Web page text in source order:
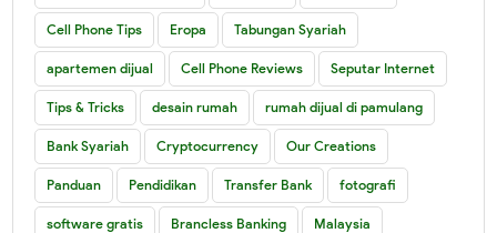
Cell Phone Tips Eropa Tabungan Syariah
apartemen dijual Cell Phone Reviews Seputar Internet
Tips & Tricks desain rumah rumah dijual di pamulang
Bank Syariah Cryptocurrency Our Creations
Panduan Pendidikan Transfer Bank fotografi
software gratis Brancless Banking Malaysia